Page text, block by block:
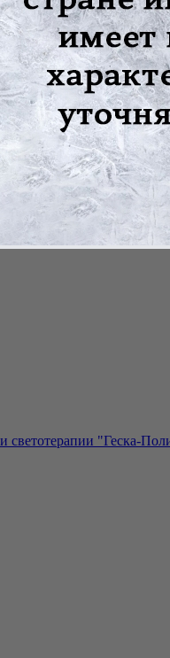
инфекционные
и обеспечивает
буже в конце
процесса.
уретры УТУ-01 "Пра"
заболеваний уретры
светотерапии "Геска-